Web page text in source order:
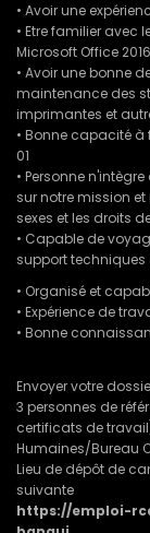
• Avoir une
• Etre familier avec
Microsoft Office
• Avoir une bonne
maintenance des
imprimantes et
• Bonne capacité
01
• Personne
sur notre mission
sexes et les droits
• Capable de
support techniques
• Organisé et
• Expérience de
• Bonne
Envoyer votre
3 personnes de
certificats de
Humaines/Bureau
Lieu de dépôt de
suivante
https://emploi-